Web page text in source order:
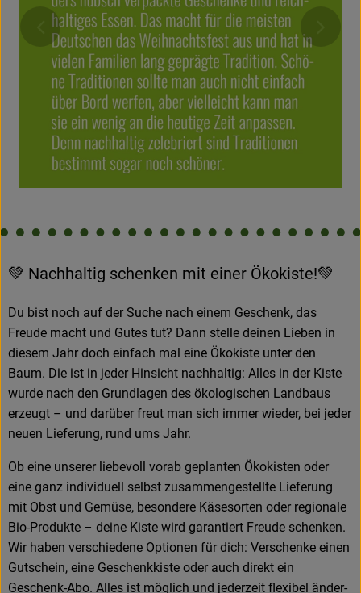
💚 Nachhaltig schenken mit einer Ökokiste!💚
Du bist noch auf der Suche nach einem Geschenk, das
Freude macht und Gutes tut? Dann stelle deinen Lieben in
diesem Jahr doch einfach mal eine Ökokiste unter den
Baum. Die ist in jeder Hinsicht nachhaltig: Alles in der Kiste
wurde nach den Grundlagen des ökologischen Landbaus
erzeugt – und darüber freut man sich immer wieder, bei jeder
neuen Lieferung, rund ums Jahr.
Ob eine unserer liebevoll vorab geplanten Ökokisten oder
eine ganz individuell selbst zusammengestellte Lieferung
mit Obst und Gemüse, besondere Käsesorten oder regionale
Bio-Produkte – deine Kiste wird garantiert Freude schenken.
Wir haben verschiedene Optionen für dich: Verschenke einen
Gutschein, eine Geschenkkiste oder auch direkt ein
Geschenk-Abo. Alles ist möglich und jederzeit flexibel änder-